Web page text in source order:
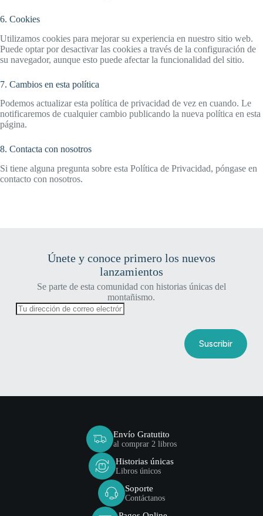
6. Cookies
Utilizamos cookies para mejorar su experiencia en nuestro sitio web.
Puede optar por desactivar las cookies a través de la configuración de
su navegador, aunque esto puede afectar la funcionalidad del sitio.
7. Cambios en esta política
Podemos actualizar esta política de privacidad de vez en cuando. Le
notificaremos de cualquier cambio publicando la nueva política en esta
página.
8. Contacta con nosotros
Si tiene alguna pregunta sobre esta Política de Privacidad, póngase en
contacto con nosotros.
Únete y conoce primero los nuevos
lanzamientos
Se parte de esta comunidad con historias únicas del
montañismo.
Envío Gratutito
al comprar 2 libros
Historias únicas
Libros únicos
Soporte
Contáctanos